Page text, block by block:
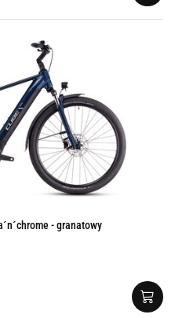
- granatowy